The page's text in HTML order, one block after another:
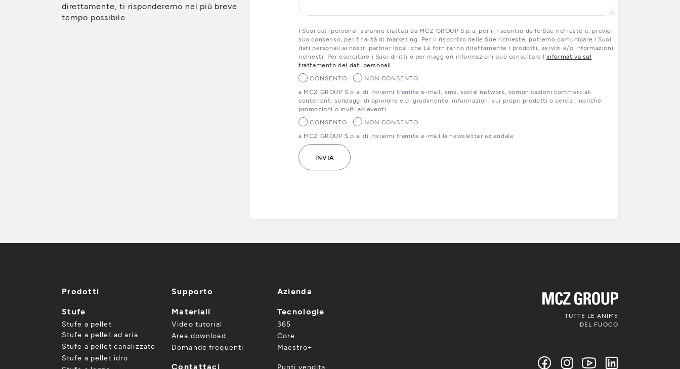
direttamente, ti risponderemo nel più breve
tempo possibile.
I Suoi dati personali saranno trattati da MCZ GROUP S.p.a. per il riscontro delle Sue richieste e, previo
suo consenso, per finalità di marketing. Per il riscontro delle Sue richieste, potremo comunicare i Suoi
dati personali ai nostri partner locali che Le forniranno direttamente i prodotti, servizi e/o informazioni
richiesti. Per esercitare i Suoi diritti o per maggiori informazioni può consultare l’informativa sul
trattamento dei dati personali
CONSENTO
NON CONSENTO
a MCZ GROUP S.p.a. di inviarmi tramite e-mail, sms, social network, comunicazioni commerciali
contenenti sondaggi di opinione e di gradimento, informazioni sui propri prodotti o servizi, nonché
promozioni o inviti ad eventi
CONSENTO
NON CONSENTO
a MCZ GROUP S.p.a. di inviarmi tramite e-mail la newsletter aziendale
Prodotti
Stufe
Stufe a pellet
Stufe a pellet ad aria
Stufe a pellet canalizzate
Stufe a pellet idro
Supporto
Materiali
Video tutorial
Area download
Domande frequenti
Contattaci
Azienda
Tecnologie
365
Core
Maestro+
Punti vendita
TUTTE LE ANIME
DEL FUOCO